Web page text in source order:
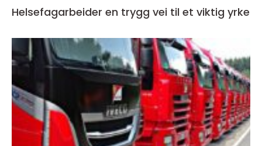
Helsefagarbeider en trygg vei til et viktig yrke